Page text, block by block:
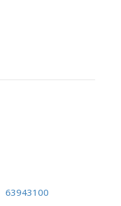
63943100